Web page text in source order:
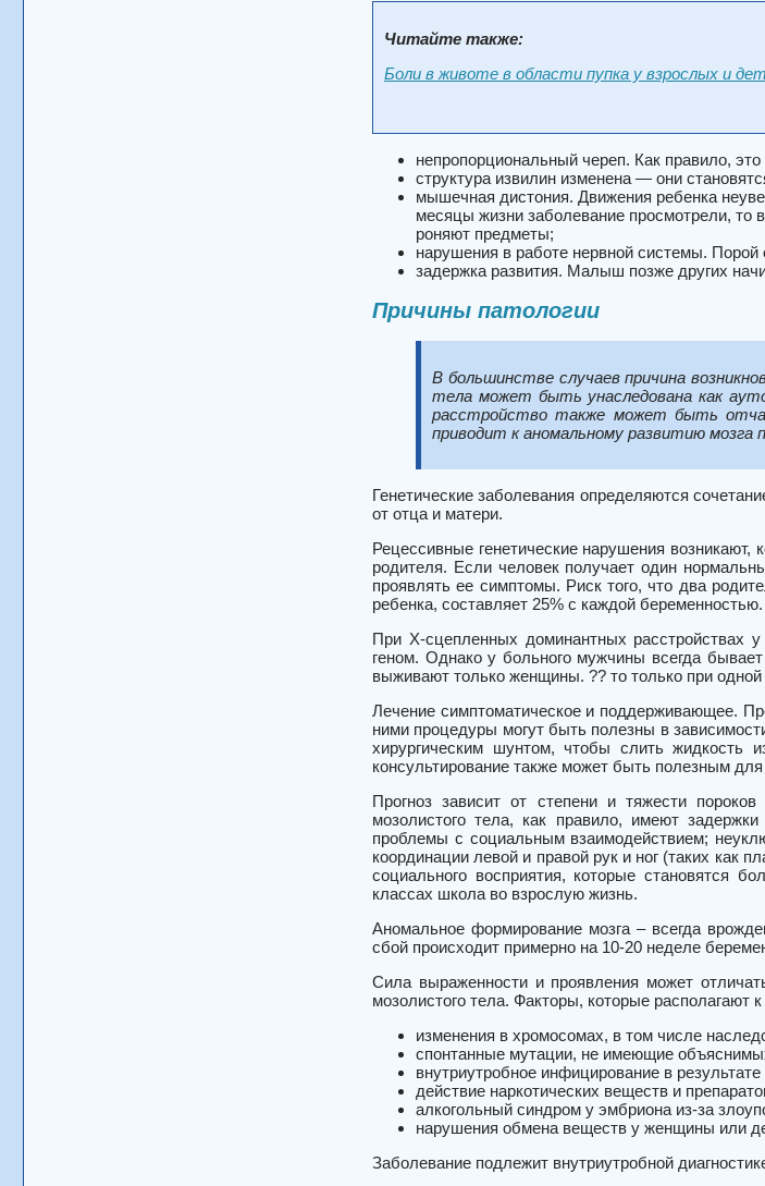
Читайте также:
Боли в животе в области пупка у взрослых и
непропорциональный череп. Как правило,
структура извилин изменена — они
мышечная дистония. Движения ребенка
месяцы жизни заболевание просмотрели, то
роняют предметы;
нарушения в работе нервной системы.
задержка развития. Малыш позже других
Причины патологии
В большинстве случаев причина
тела может быть унаследована как
расстройство также может быть
приводит к аномальному развитию мозга
Генетические заболевания определяются
от отца и матери.
Рецессивные генетические нарушения возникают,
родителя. Если человек получает один
проявлять ее симптомы. Риск того, что два
ребенка, составляет 25% с каждой беременностью.
При Х-сцепленных доминантных расстройствах
геном. Однако у больного мужчины всегда
выживают только женщины. ?? то только при одной
Лечение симптоматическое и поддерживающее.
ними процедуры могут быть полезны в
хирургическим шунтом, чтобы слить жидкость
консультирование также может быть полезным
Прогноз зависит от степени и тяжести
мозолистого тела, как правило, имеют
проблемы с социальным взаимодействием;
координации левой и правой рук и ног (таких как
социального восприятия, которые становятся
классах школа во взрослую жизнь.
Аномальное формирование мозга – всегда
сбой происходит примерно на 10-20 неделе
Сила выраженности и проявления может
мозолистого тела. Факторы, которые располагают
изменения в хромосомах, в том числе
спонтанные мутации, не имеющие
внутриутробное инфицирование в
действие наркотических веществ и
алкогольный синдром у эмбриона из-за
нарушения обмена веществ у женщины или
Заболевание подлежит внутриутробной